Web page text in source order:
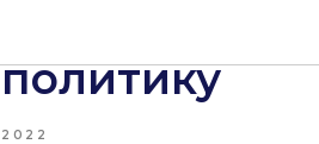
Новый
политику
2022